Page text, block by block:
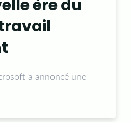
ère du
a annoncé une